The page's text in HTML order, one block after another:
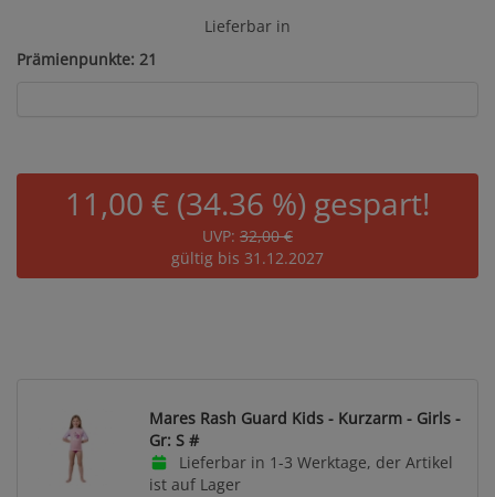
Lieferbar in
Prämienpunkte: 21
11,00 € (34.36 %) gespart!
UVP: 32,00 €
gültig bis 31.12.2027
Mares Rash Guard Kids - Kurzarm - Girls -
Gr: S #
Lieferbar in 1-3 Werktage, der Artikel
ist auf Lager